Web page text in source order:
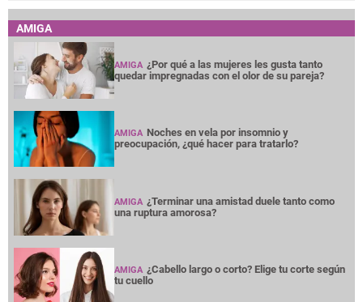
AMIGA
AMIGA ¿Por qué a las mujeres les gusta tanto
quedar impregnadas con el olor de su pareja?
AMIGA Noches en vela por insomnio y
preocupación, ¿qué hacer para tratarlo?
AMIGA ¿Terminar una amistad duele tanto como
una ruptura amorosa?
AMIGA ¿Cabello largo o corto? Elige tu corte según
tu cuello